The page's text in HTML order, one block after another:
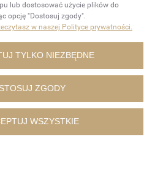
DO KOSZYKA
lub dostosować użycie plików do
opcję "Dostosuj zgody".
w naszej Polityce prywatności.
TYLKO NIEZBĘDNE
ZGODY
WSZYSTKIE